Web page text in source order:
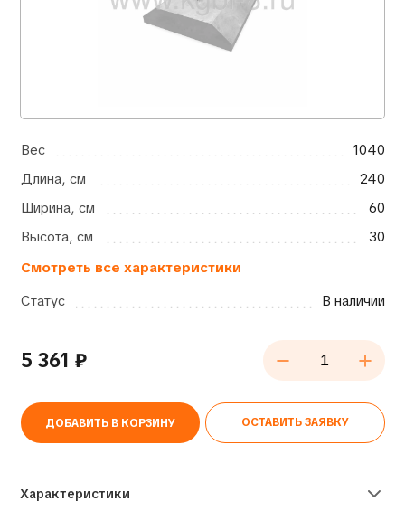
Вес
1040
Длина, см
240
Ширина, см
60
Высота, см
30
Смотреть все характеристики
Статус
В наличии
5 361 ₽
ДОБАВИТЬ В КОРЗИНУ ОСТАВИТЬ ЗАЯВКУ
Характеристики